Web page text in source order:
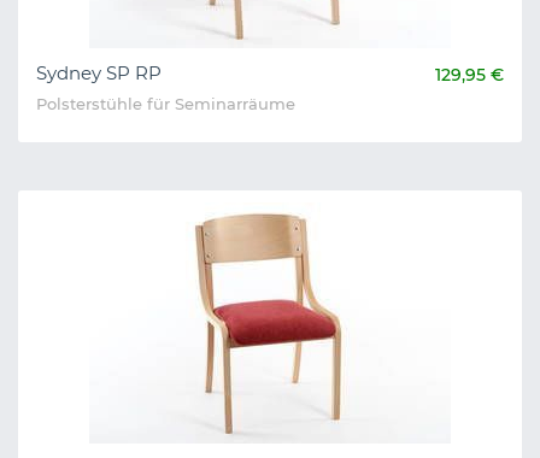
Sydney SP RP 129,95 €
Polsterstühle für Seminarräume